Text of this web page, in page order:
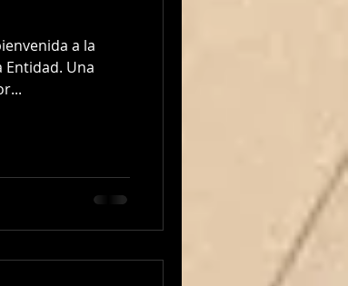
a la
Una